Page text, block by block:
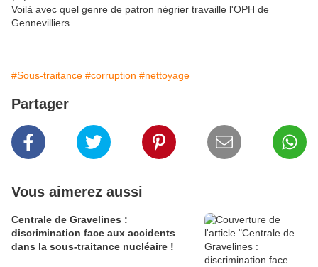
Voilà avec quel genre de patron négrier travaille l'OPH de
Gennevilliers.
#Sous-traitance #corruption #nettoyage
Partager
Vous aimerez aussi
Centrale de Gravelines :
discrimination face aux accidents
dans la sous-traitance nucléaire !